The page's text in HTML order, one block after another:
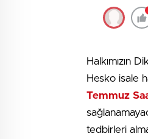
Halkımızın
Hesko isale
Temmuz
tedbirleri